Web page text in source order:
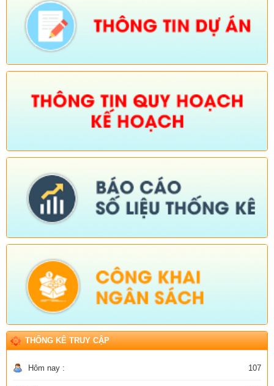
THỐNG KÊ TRUY CẬP
Hôm nay : 107